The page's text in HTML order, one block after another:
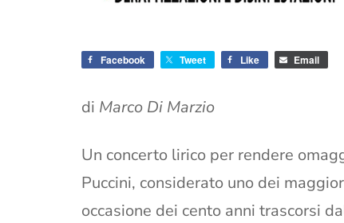
Facebook Tweet Like Email
di Marco Di Marzio
Un concerto lirico per rendere
Puccini, considerato uno dei
occasione dei cento anni trascorsi